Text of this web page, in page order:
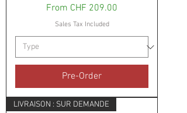
From CHF 209.00
Sale Price
Sales Tax Included
Pre-Order
LIVRAISON : SUR DEMANDE